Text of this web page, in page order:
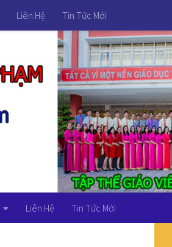
Liên Hệ Tin Tức Mới
Liên Hệ Tin Tức Mới